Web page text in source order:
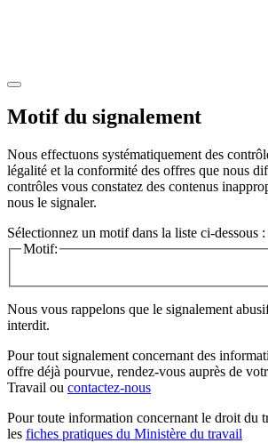
Motif du signalement
Nous effectuons systématiquement des
légalité et la conformité des offres que nous
contrôles vous constatez des contenus
nous le signaler.
Sélectionnez un motif dans la liste ci-dessous :
Motif:
Nous vous rappelons que le signalement
interdit.
Pour tout signalement concernant des
offre déjà pourvue, rendez-vous auprès de
Travail ou contactez-nous
Pour toute information concernant le droit du
les fiches pratiques du Ministère du travail